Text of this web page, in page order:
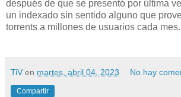
después de que se presentó por última
un indexado sin sentido alguno que
torrents a millones de usuarios cada mes.
TiV en martes, abril 04, 2023 No hay
Compartir